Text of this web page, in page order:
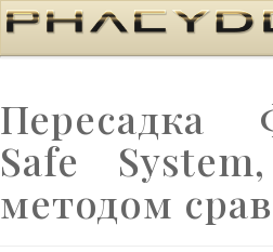
Safe
методом